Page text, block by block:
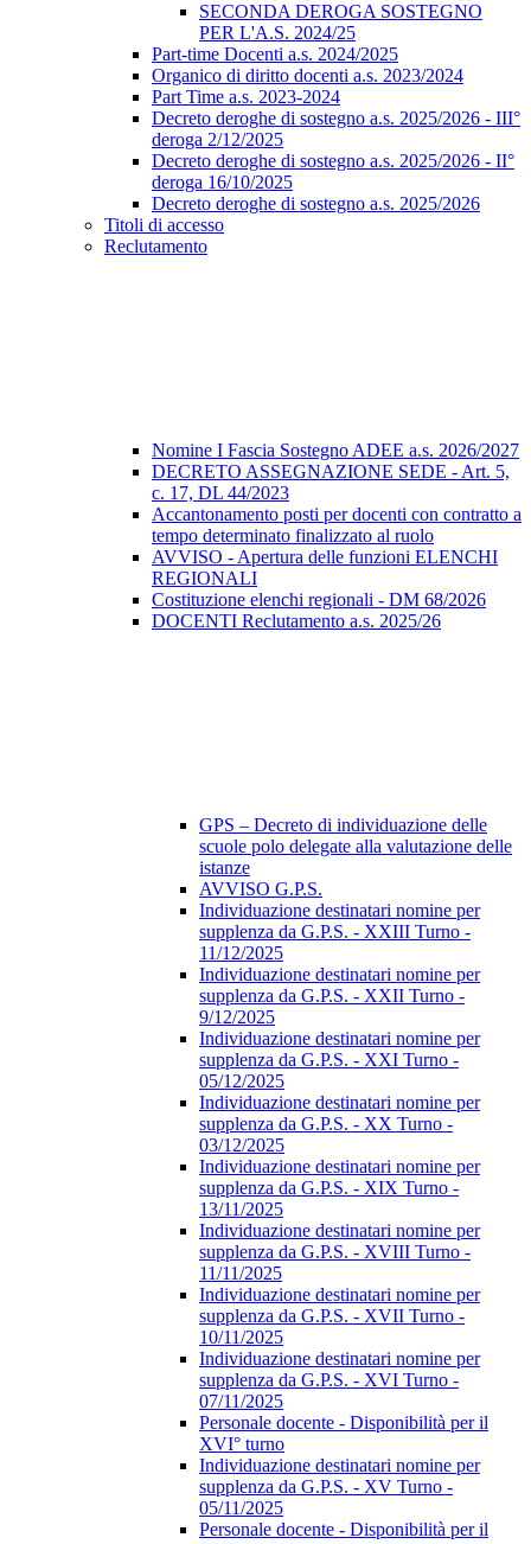
SECONDA DEROGA SOSTEGNO
PER L'A.S. 2024/25
Part-time Docenti a.s. 2024/2025
Organico di diritto docenti a.s. 2023/2024
Part Time a.s. 2023-2024
Decreto deroghe di sostegno a.s. 2025/2026 - III°
deroga 2/12/2025
Decreto deroghe di sostegno a.s. 2025/2026 - II°
deroga 16/10/2025
Decreto deroghe di sostegno a.s. 2025/2026
Titoli di accesso
Reclutamento
Nomine I Fascia Sostegno ADEE a.s. 2026/2027
DECRETO ASSEGNAZIONE SEDE - Art. 5,
c. 17, DL 44/2023
Accantonamento posti per docenti con contratto a
tempo determinato finalizzato al ruolo
AVVISO - Apertura delle funzioni ELENCHI
REGIONALI
Costituzione elenchi regionali - DM 68/2026
DOCENTI Reclutamento a.s. 2025/26
GPS – Decreto di individuazione delle
scuole polo delegate alla valutazione delle
istanze
AVVISO G.P.S.
Individuazione destinatari nomine per
supplenza da G.P.S. - XXIII Turno -
11/12/2025
Individuazione destinatari nomine per
supplenza da G.P.S. - XXII Turno -
9/12/2025
Individuazione destinatari nomine per
supplenza da G.P.S. - XXI Turno -
05/12/2025
Individuazione destinatari nomine per
supplenza da G.P.S. - XX Turno -
03/12/2025
Individuazione destinatari nomine per
supplenza da G.P.S. - XIX Turno -
13/11/2025
Individuazione destinatari nomine per
supplenza da G.P.S. - XVIII Turno -
11/11/2025
Individuazione destinatari nomine per
supplenza da G.P.S. - XVII Turno -
10/11/2025
Individuazione destinatari nomine per
supplenza da G.P.S. - XVI Turno -
07/11/2025
Personale docente - Disponibilità per il
XVI° turno
Individuazione destinatari nomine per
supplenza da G.P.S. - XV Turno -
05/11/2025
Personale docente - Disponibilità per il